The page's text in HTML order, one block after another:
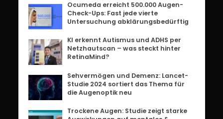
Ocumeda erreicht 500.000 Augen-
Check-Ups: Fast jede vierte
Untersuchung abklärungsbedürftig
KI erkennt Autismus und ADHS per
Netzhautscan – was steckt hinter
RetinaMind?
Sehvermögen und Demenz: Lancet-
Studie 2024 sortiert das Thema für
die Augenoptik neu
Trockene Augen: Studie zeigt starke